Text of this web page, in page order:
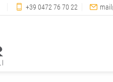
+39 0472 76 70 22